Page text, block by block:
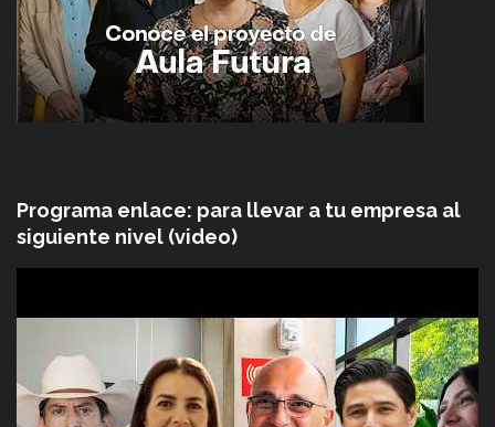
Programa enlace: para llevar a tu empresa al
siguiente nivel (video)